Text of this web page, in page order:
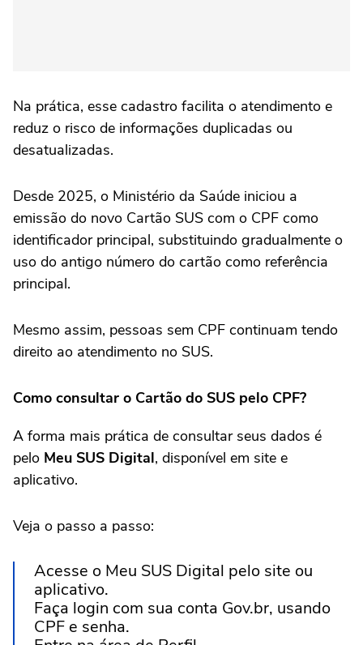
Na prática, esse cadastro facilita o atendimento e
reduz o risco de informações duplicadas ou
desatualizadas.
Desde 2025, o Ministério da Saúde iniciou a
emissão do novo Cartão SUS com o CPF como
identificador principal, substituindo gradualmente o
uso do antigo número do cartão como referência
principal.
Mesmo assim, pessoas sem CPF continuam tendo
direito ao atendimento no SUS.
Como consultar o Cartão do SUS pelo CPF?
A forma mais prática de consultar seus dados é
pelo Meu SUS Digital, disponível em site e
aplicativo.
Veja o passo a passo:
Acesse o Meu SUS Digital pelo site ou
aplicativo.
Faça login com sua conta Gov.br, usando
CPF e senha.